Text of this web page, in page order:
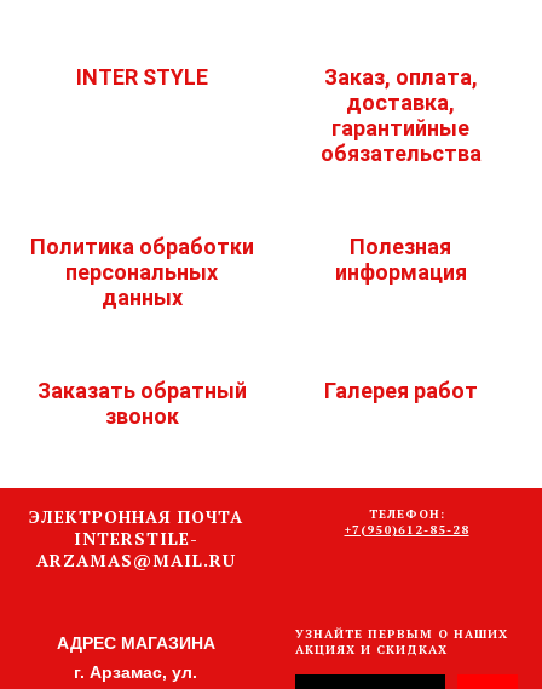
INTER STYLE
Заказ, оплата,
доставка,
гарантийные
обязательства
Политика обработки
персональных
данных
Полезная
информация
Заказать обратный
звонок
Галерея работ
ЭЛЕКТРОННАЯ ПОЧТА
INTERSTILE-
ARZAMAS@MAIL.RU
ТЕЛЕФОН:
+7(950)612-85-28
АДРЕС МАГАЗИНА
г. Арзамас, ул.
УЗНАЙТЕ ПЕРВЫМ О НАШИХ
АКЦИЯХ И СКИДКАХ